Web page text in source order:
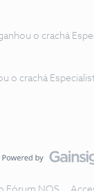
o crachá
o crachá